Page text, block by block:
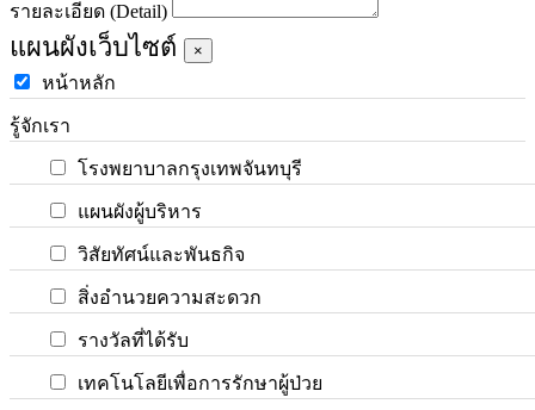
รายละเอียด (Detail)
แผนผังเว็บไซต์ ×
หน้าหลัก
รู้จักเรา
โรงพยาบาลกรุงเทพจันทบุรี
แผนผังผู้บริหาร
วิสัยทัศน์และพันธกิจ
สิ่งอำนวยความสะดวก
รางวัลที่ได้รับ
เทคโนโลยีเพื่อการรักษาผู้ป่วย